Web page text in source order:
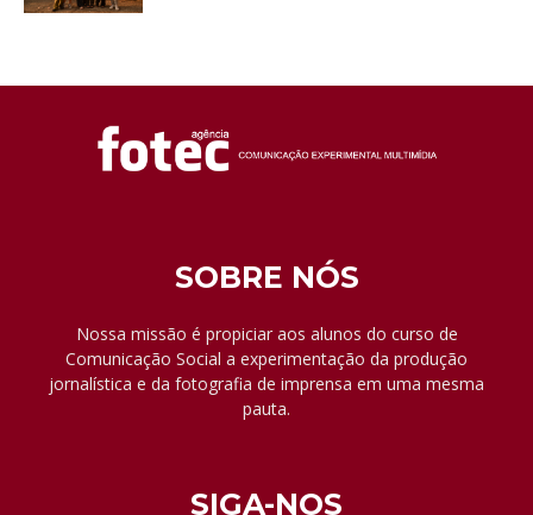
SOBRE NÓS
Nossa missão é propiciar aos alunos do curso de
Comunicação Social a experimentação da produção
jornalística e da fotografia de imprensa em uma mesma
pauta.
SIGA-NOS